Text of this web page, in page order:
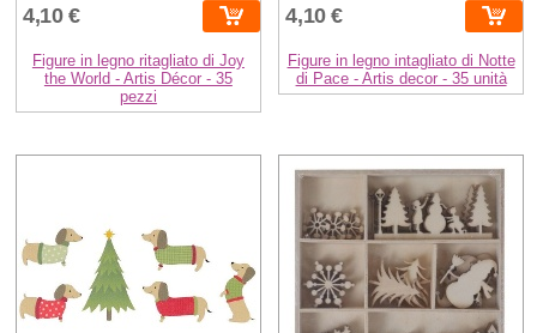
4,10 €
Figure in legno ritagliato di Joy
the World - Artis Décor - 35
pezzi
4,10 €
Figure in legno intagliato di Notte
di Pace - Artis decor - 35 unità